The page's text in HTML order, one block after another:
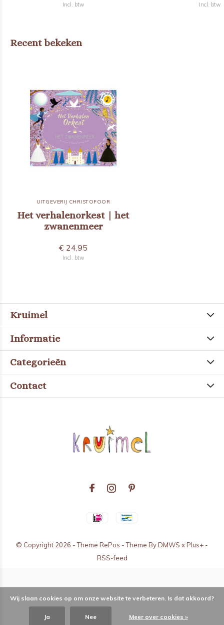
Incl. btw Incl. btw
Recent bekeken
UITGEVERIJ CHRISTOFOOR
Het verhalenorkest | het
zwanenmeer
€ 24,95
Incl. btw
Kruimel
Informatie
Categorieën
Contact
© Copyright 2026 - Theme RePos - Theme ByDMWS xPlus+ -
RSS-feed
Wij slaan cookies op om onze website te verbeteren. Is dat akkoord?
Ja Nee Meer over cookies »